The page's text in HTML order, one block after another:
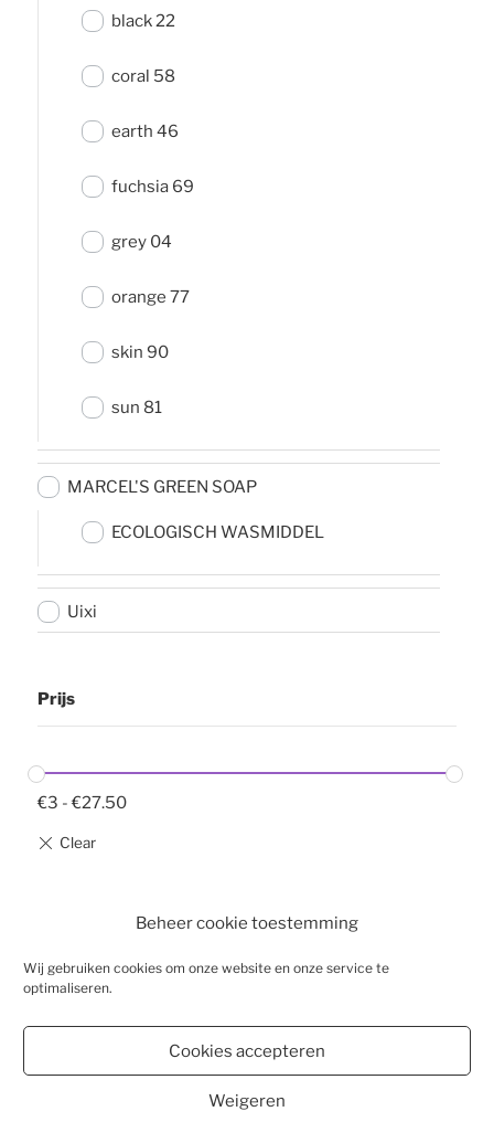
Beheer cookie toestemming
Wij gebruiken cookies om onze website en onze service te
optimaliseren.
Cookies accepteren
Weigeren
black 22
coral 58
earth 46
fuchsia 69
grey 04
orange 77
skin 90
sun 81
MARCEL'S GREEN SOAP
ECOLOGISCH WASMIDDEL
Uixi
Prijs
€3 -€27.50
BESTELLEN
WEBSHOP
WINKELMAND
VESTIGINGEN
CONTACT